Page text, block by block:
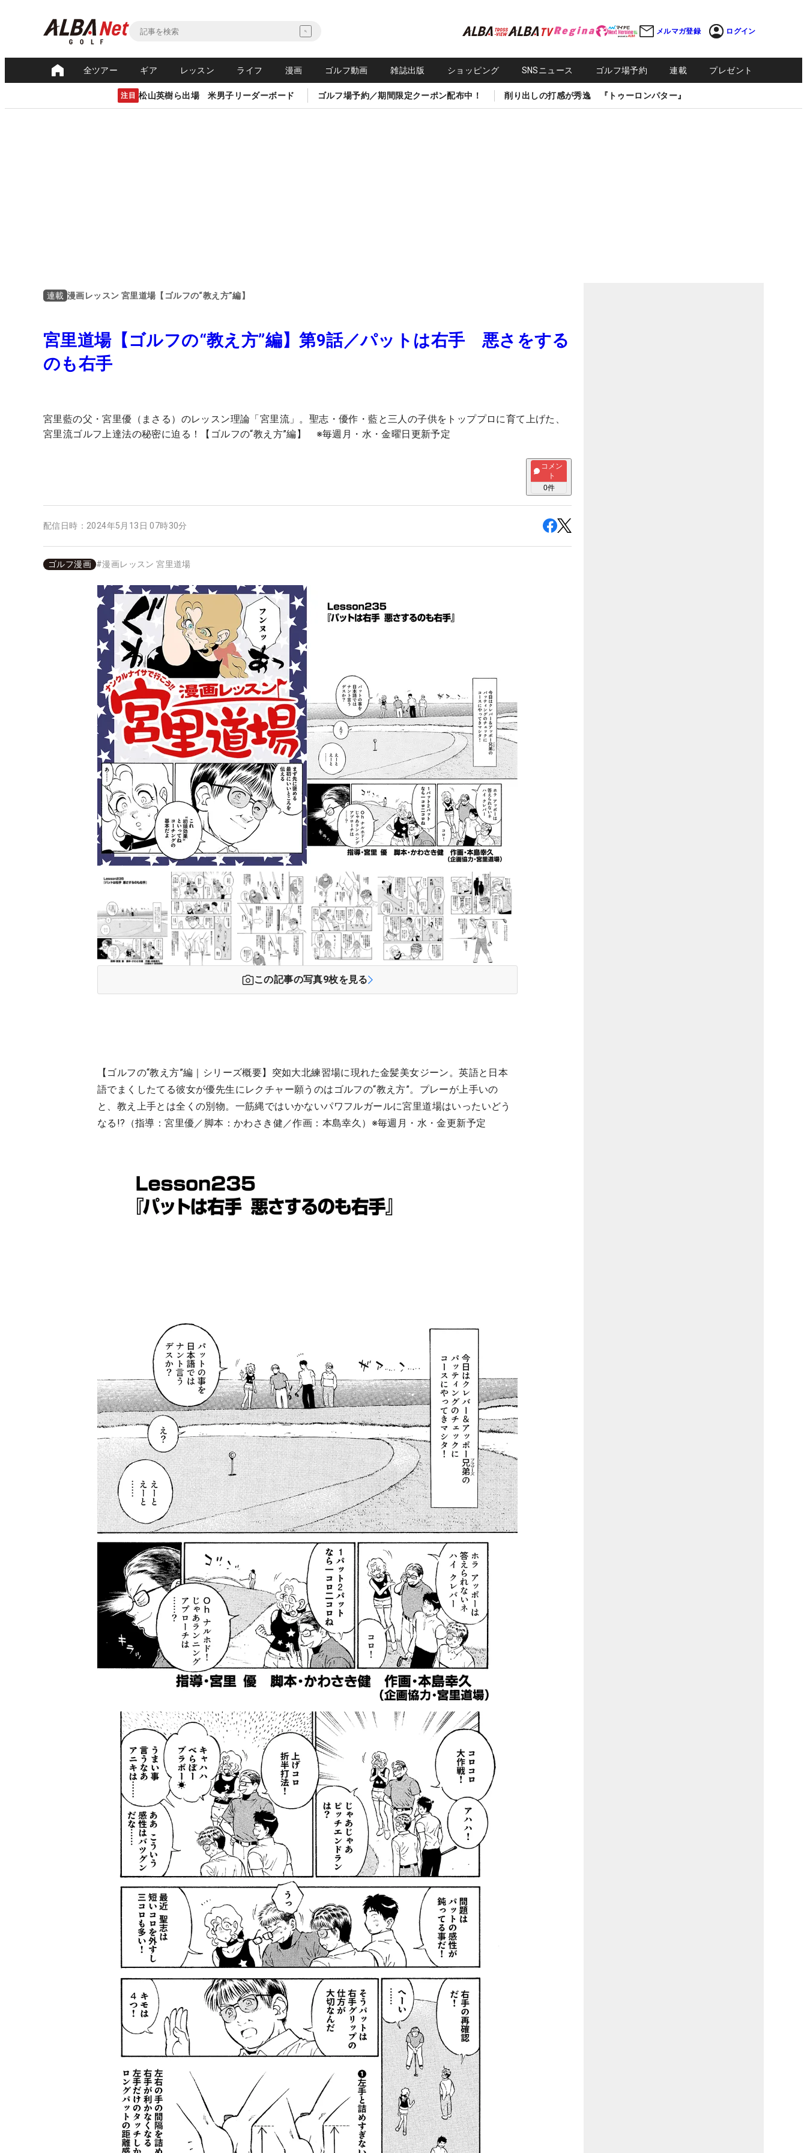
メルマガ登録 ログイン
全ツアー ギア レッスン ライフ 漫画 ゴルフ動画 雑誌出版 ショッピング SNSニュース ゴルフ場予約 連載 プレゼント
注目 松山英樹ら出場 米男子リーダーボード ゴルフ場予約／期間限定クーポン配布中！ 削り出しの打感が秀逸 『トゥーロンパター』
連載 漫画レッスン 宮里道場【ゴルフの“教え方”編】
宮里道場【ゴルフの“教え方”編】第9話／パットは右手 悪さをする
のも右手
宮里藍の父・宮里優（まさる）のレッスン理論「宮里流」。聖志・優作・藍と三人の子供をトッププロに育て上げた、
宮里流ゴルフ上達法の秘密に迫る！【ゴルフの“教え方”編】 ※毎週月・水・金曜日更新予定
コメン
ト
0件
配信日時： 2024年5月13日 07時30分
ゴルフ漫画 #漫画レッスン 宮里道場
この記事の写真9枚を見る
【ゴルフの“教え方”編｜シリーズ概要】突如大北練習場に現れた金髪美女ジーン。英語と日本
語でまくしたてる彼女が優先生にレクチャー願うのはゴルフの“教え方”。プレーが上手いの
と、教え上手とは全くの別物。一筋縄ではいかないパワフルガールに宮里道場はいったいどう
なる!?（指導：宮里優／脚本：かわさき健／作画：本島幸久）※毎週月・水・金更新予定